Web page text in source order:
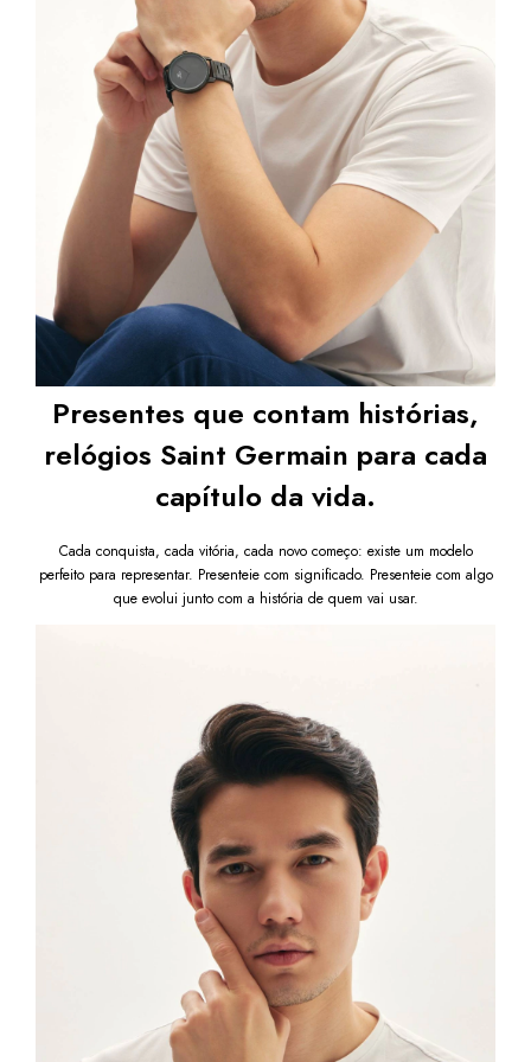
Presentes que contam histórias,
relógios Saint Germain para cada
capítulo da vida.
Cada conquista, cada vitória, cada novo começo: existe um modelo
perfeito para representar. Presenteie com significado. Presenteie com algo
que evolui junto com a história de quem vai usar.